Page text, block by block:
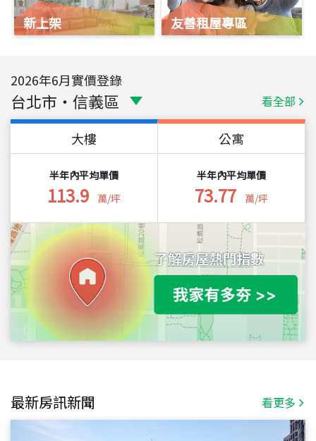
新上架 友善租屋專區
2026年6月實價登錄
台北市 ・ 信義區 看全部
大樓
半年內平均單價
113.9 萬/坪
公寓
半年內平均單價
73.77 萬/坪
最新房訊新聞 看更多